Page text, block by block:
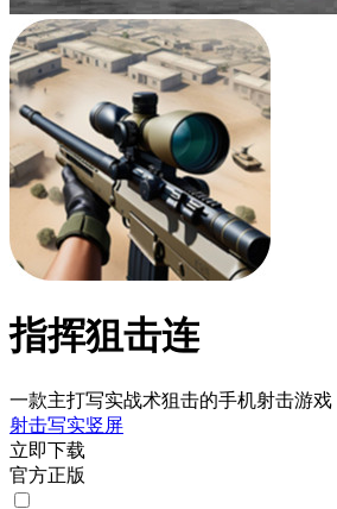
指挥狙击连
一款主打写实战术狙击的手机射击游戏
射击写实竖屏
立即下载
官方正版